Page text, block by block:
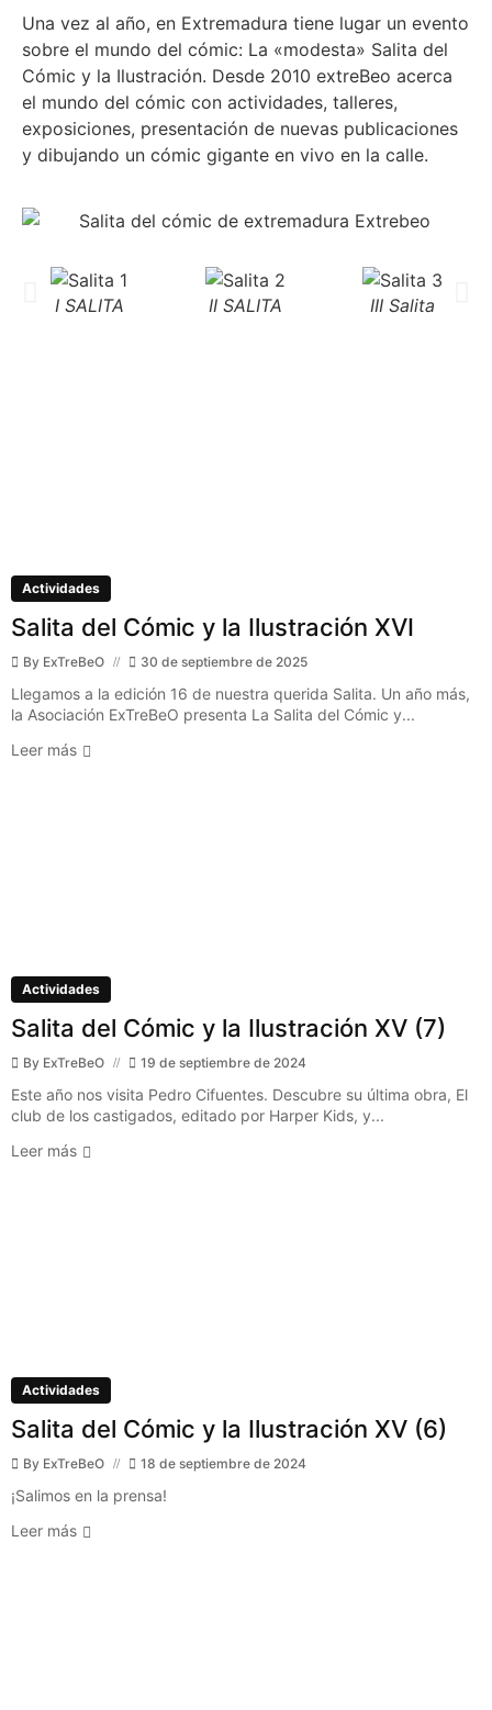
Una vez al año, en Extremadura tiene lugar un evento
sobre el mundo del cómic: La «modesta» Salita del
Cómic y la Ilustración. Desde 2010 extreBeo acerca
el mundo del cómic con actividades, talleres,
exposiciones, presentación de nuevas publicaciones
y dibujando un cómic gigante en vivo en la calle.
I SALITA II SALITA III Salita
Actividades
Salita del Cómic y la Ilustración XVI
By ExTreBeO 30 de septiembre de 2025
Llegamos a la edición 16 de nuestra querida Salita. Un año más,
la Asociación ExTreBeO presenta La Salita del Cómic y...
Leer más
Actividades
Salita del Cómic y la Ilustración XV (7)
By ExTreBeO 19 de septiembre de 2024
Este año nos visita Pedro Cifuentes. Descubre su última obra, El
club de los castigados, editado por Harper Kids, y...
Leer más
Actividades
Salita del Cómic y la Ilustración XV (6)
By ExTreBeO 18 de septiembre de 2024
¡Salimos en la prensa!
Leer más